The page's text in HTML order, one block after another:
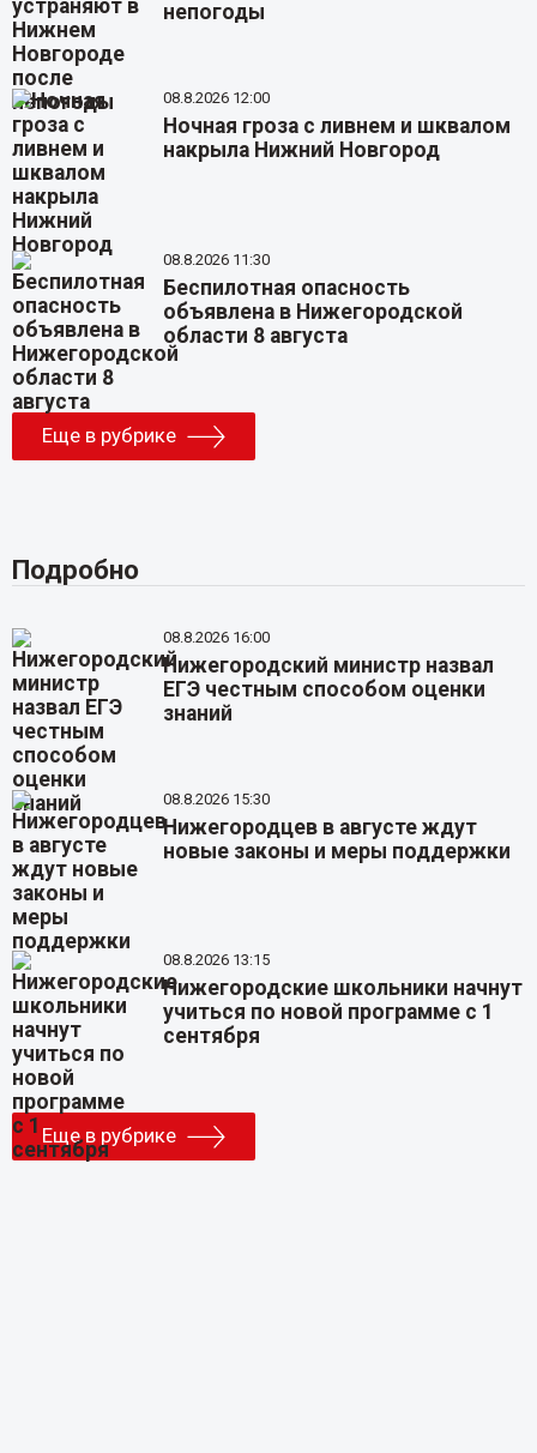
непогоды
08.8.2026 12:00
Ночная гроза с ливнем и шквалом
накрыла Нижний Новгород
08.8.2026 11:30
Беспилотная опасность
объявлена в Нижегородской
области 8 августа
Еще в рубрике
Подробно
08.8.2026 16:00
Нижегородский министр назвал
ЕГЭ честным способом оценки
знаний
08.8.2026 15:30
Нижегородцев в августе ждут
новые законы и меры поддержки
08.8.2026 13:15
Нижегородские школьники начнут
учиться по новой программе с 1
сентября
Еще в рубрике